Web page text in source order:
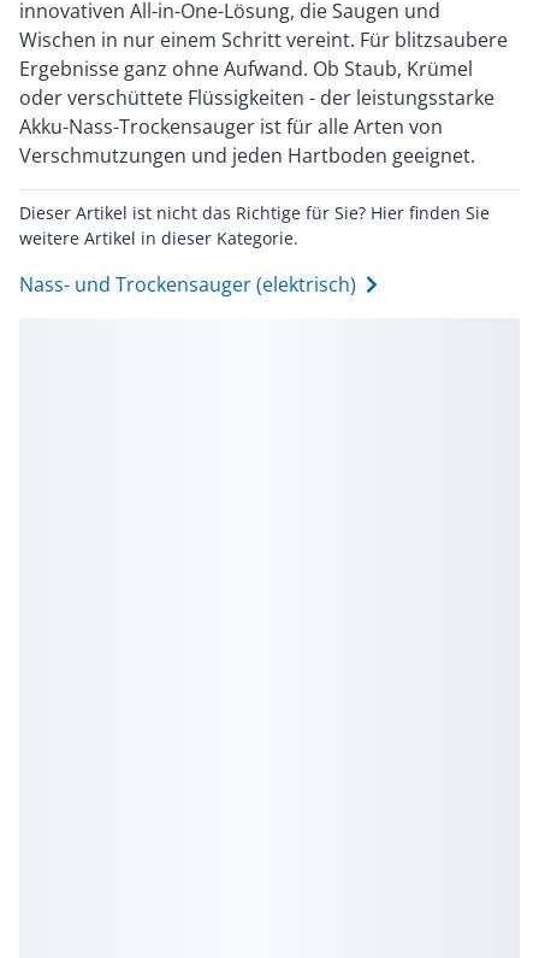
innovativen All-in-One-Lösung, die Saugen und
Wischen in nur einem Schritt vereint. Für blitzsaubere
Ergebnisse ganz ohne Aufwand. Ob Staub, Krümel
oder verschüttete Flüssigkeiten - der leistungsstarke
Akku-Nass-Trockensauger ist für alle Arten von
Verschmutzungen und jeden Hartboden geeignet.
Dieser Artikel ist nicht das Richtige für Sie? Hier finden Sie
weitere Artikel in dieser Kategorie.
Nass- und Trockensauger (elektrisch)